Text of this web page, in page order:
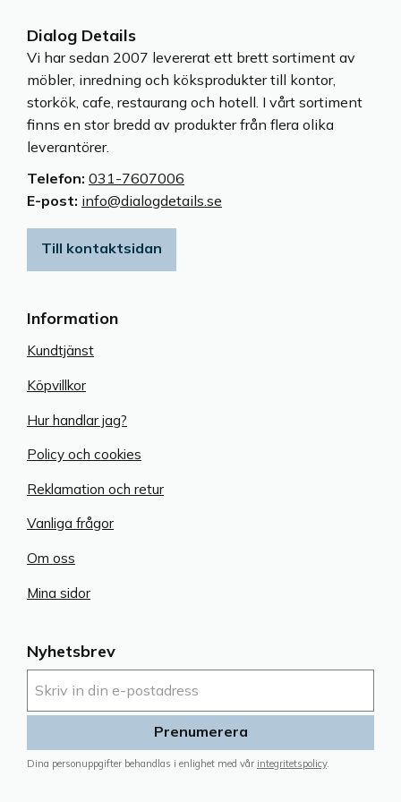
tålig mot regn.
Nyhetsbrev
Prenumerera
Dina personuppgifter behandlas i enlighet med vår integritetspolicy.
Information
Kundtjänst
Köpvillkor
Hur handlar jag?
Policy och cookies
Reklamation och retur
Vanliga frågor
Om oss
Mina sidor
Dialog Details
Vi har sedan 2007 levererat ett brett sortiment av
möbler, inredning och köksprodukter till kontor,
storkök, cafe, restaurang och hotell. I vårt sortiment
finns en stor bredd av produkter från flera olika
leverantörer.
Telefon: 031-7607006
E-post: info@dialogdetails.se
Till kontaktsidan